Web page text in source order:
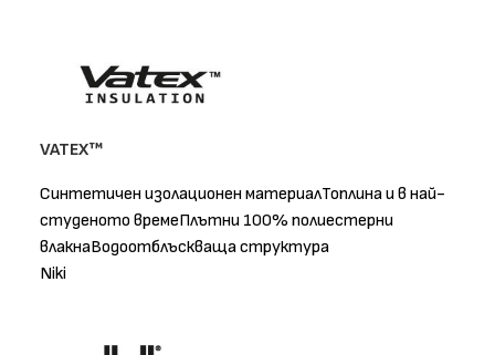
VATEX™
Синтетичен изолационен материалТоплина и в най-
студеното времеПлътни 100% полиестерни
влакнаВодоотблъскваща структура
Niki